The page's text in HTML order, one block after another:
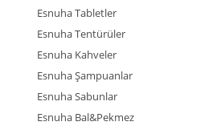
Esnuha Tabletler
Esnuha Tentürüler
Esnuha Kahveler
Esnuha Şampuanlar
Esnuha Sabunlar
Esnuha Bal&Pekmez